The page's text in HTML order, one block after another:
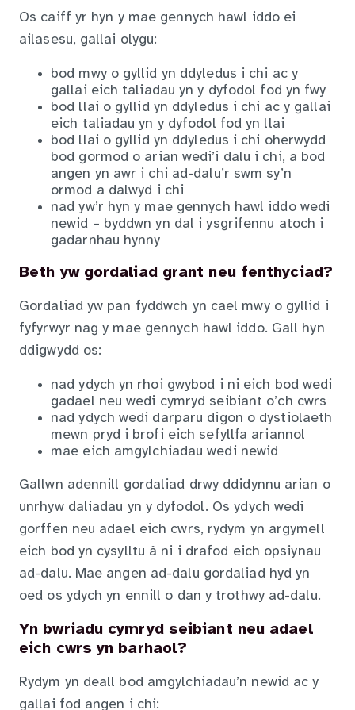
Os caiff yr hyn y mae gennych hawl iddo ei
ailasesu, gallai olygu:
bod mwy o gyllid yn ddyledus i chi ac y
gallai eich taliadau yn y dyfodol fod yn fwy
bod llai o gyllid yn ddyledus i chi ac y gallai
eich taliadau yn y dyfodol fod yn llai
bod llai o gyllid yn ddyledus i chi oherwydd
bod gormod o arian wedi’i dalu i chi, a bod
angen yn awr i chi ad-dalu’r swm sy’n
ormod a dalwyd i chi
nad yw’r hyn y mae gennych hawl iddo wedi
newid – byddwn yn dal i ysgrifennu atoch i
gadarnhau hynny
Beth yw gordaliad grant neu fenthyciad?
Gordaliad yw pan fyddwch yn cael mwy o gyllid i
fyfyrwyr nag y mae gennych hawl iddo. Gall hyn
ddigwydd os:
nad ydych yn rhoi gwybod i ni eich bod wedi
gadael neu wedi cymryd seibiant o’ch cwrs
nad ydych wedi darparu digon o dystiolaeth
mewn pryd i brofi eich sefyllfa ariannol
mae eich amgylchiadau wedi newid
Gallwn adennill gordaliad drwy ddidynnu arian o
unrhyw daliadau yn y dyfodol. Os ydych wedi
gorffen neu adael eich cwrs, rydym yn argymell
eich bod yn cysylltu â ni i drafod eich opsiynau
ad-dalu. Mae angen ad-dalu gordaliad hyd yn
oed os ydych yn ennill o dan y trothwy ad-dalu.
Yn bwriadu cymryd seibiant neu adael
eich cwrs yn barhaol?
Rydym yn deall bod amgylchiadau’n newid ac y
gallai fod angen i chi: